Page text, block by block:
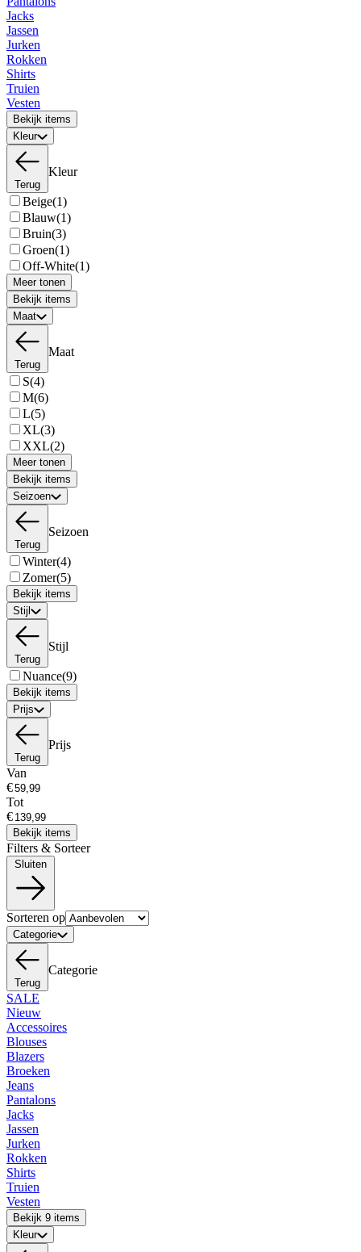
Jacks
Jassen
Jurken
Rokken
Shirts
Truien
Vesten
Bekijk items
Kleur
Terug
Kleur
Beige(1)
Blauw(1)
Bruin(3)
Groen(1)
Off-White(1)
Meer tonen
Bekijk items
Maat
Terug
Maat
S(4)
M(6)
L(5)
XL(3)
XXL(2)
Meer tonen
Bekijk items
Seizoen
Terug
Seizoen
Winter(4)
Zomer(5)
Bekijk items
Stijl
Terug
Stijl
Nuance(9)
Bekijk items
Prijs
Terug
Prijs
Van
€
Tot
€
Bekijk items
Filters & Sorteer
Sorteren op
Categorie
Terug
Categorie
SALE
Nieuw
Accessoires
Blouses
Blazers
Broeken
Jeans
Pantalons
Jacks
Jassen
Jurken
Rokken
Shirts
Truien
Vesten
Bekijk 9 items
Kleur